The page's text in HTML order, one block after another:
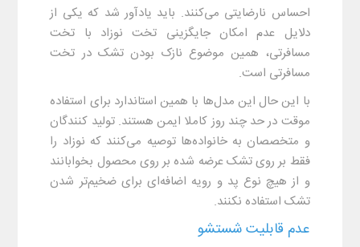
احساس نارضایتی می‌کنند. باید یادآور شد که یکی از
دلایل عدم امکان جایگزینی تخت نوزاد با تخت
مسافرتی، همین موضوع نازک بودن تشک در تخت
مسافرتی است.
با این حال این مدل‌ها با همین استاندارد برای استفاده
موقت در حد چند روز کاملا ایمن هستند. تولید کنندگان
و متخصصان به خانواده‌ها توصیه می‌کنند که نوزاد را
فقط بر روی تشک عرضه شده بر روی محصول بخوابانند
و از هیچ نوع پد و رویه اضافه‌ای برای ضخیم‌تر شدن
تشک استفاده نکنند.
عدم قابلیت شستشو